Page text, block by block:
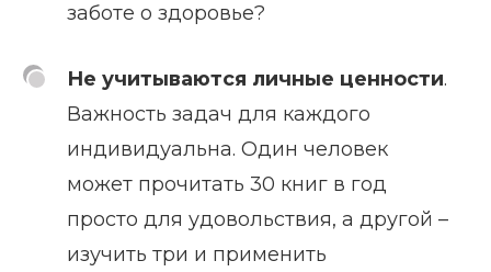
заботе о здоровье?
Не учитываются личные ценности.
Важность задач для каждого
индивидуальна. Один человек
может прочитать 30 книг в год
просто для удовольствия, а другой –
изучить три и применить